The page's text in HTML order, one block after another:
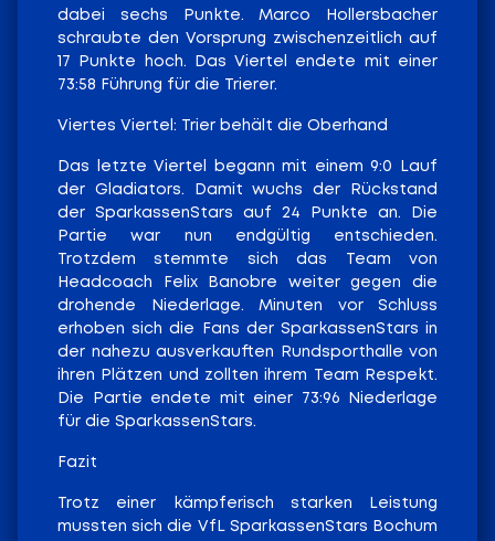
dabei sechs Punkte. Marco Hollersbacher
schraubte den Vorsprung zwischenzeitlich auf
17 Punkte hoch. Das Viertel endete mit einer
73:58 Führung für die Trierer.
Viertes Viertel: Trier behält die Oberhand
Das letzte Viertel begann mit einem 9:0 Lauf
der Gladiators. Damit wuchs der Rückstand
der SparkassenStars auf 24 Punkte an. Die
Partie war nun endgültig entschieden.
Trotzdem stemmte sich das Team von
Headcoach Felix Banobre weiter gegen die
drohende Niederlage. Minuten vor Schluss
erhoben sich die Fans der SparkassenStars in
der nahezu ausverkauften Rundsporthalle von
ihren Plätzen und zollten ihrem Team Respekt.
Die Partie endete mit einer 73:96 Niederlage
für die SparkassenStars.
Fazit
Trotz einer kämpferisch starken Leistung
mussten sich die VfL SparkassenStars Bochum